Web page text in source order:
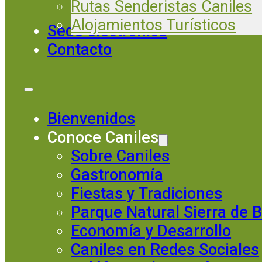
Rutas Senderistas Caniles
Alojamientos Turísticos
Sede electrónica
Contacto
Bienvenidos
Conoce Caniles
Sobre Caniles
Gastronomía
Fiestas y Tradiciones
Parque Natural Sierra de
Economía y Desarrollo
Caniles en Redes Sociales